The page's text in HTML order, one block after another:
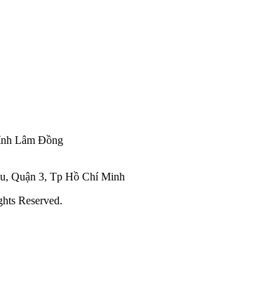
Lâm Đồng
Quận 3, Tp Hồ Chí Minh
Reserved.